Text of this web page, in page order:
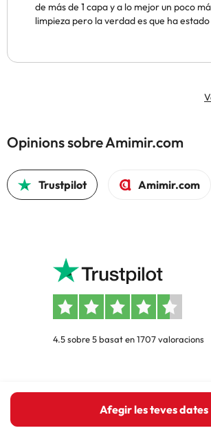
Afegir les teves dates
de más de 1 capa y a lo mejor un poco
limpieza pero la verdad es que ha
Opinions sobre Amimir.com
Trustpilot Amimir.com
4.5 sobre 5 basat en 1707 valoracions